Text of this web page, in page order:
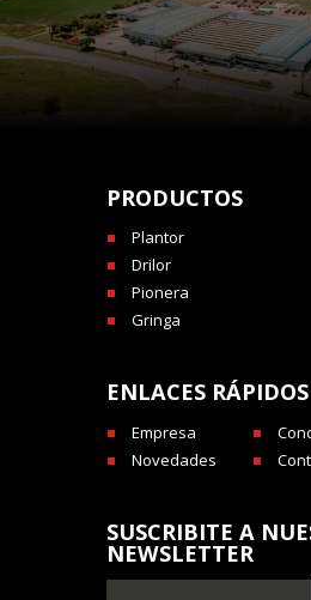
PRODUCTOS
Plantor
Drilor
Pionera
Gringa
ENLACES RÁPIDOS
Empresa
Novedades
SUSCRIBITE A
NEWSLETTER